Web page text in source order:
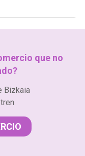
que no
Bizkaia